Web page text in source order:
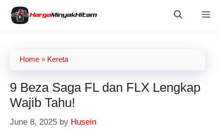
Skip
Home » Kereta
9 Beza Saga FL dan FLX Lengkap
Wajib Tahu!
June 8, 2025 by Husein